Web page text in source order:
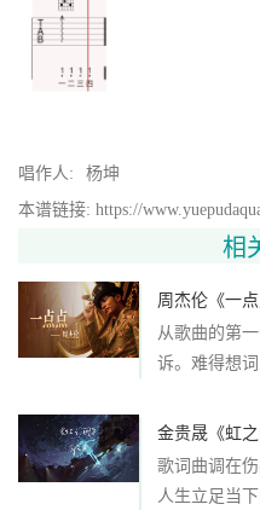
唱作人:
杨坤
本谱链接: https://
相
周杰伦《一
从歌曲的第
诉。难得想
金贵晟《虹
歌词曲调在
人生立足当